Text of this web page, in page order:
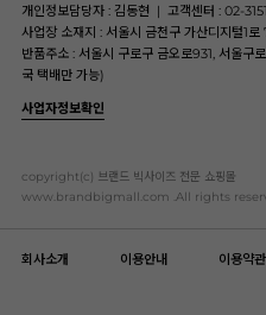
개인정보담당자 : 김동현 | 고객센터 : 02-
사업장 소재지 : 서울시 금천구 가산디지털1
반품주소 : 서울시 구로구 금오로931, 서울구
국 택배만 가능)
사업자정보확인
copyright(c) 브랜드 빅사이즈 전문 쇼핑몰
www.brandbigmall.com .All rights
회사소개 이용안내 이용약관